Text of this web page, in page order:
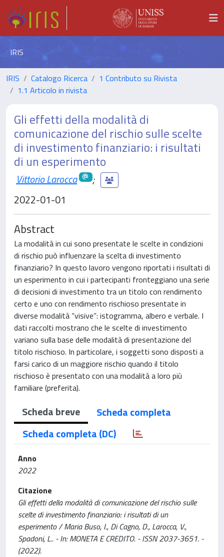
IRIS
IRIS Catalogo Ricerca
1 Contributo su Rivista
1.1 Articolo in rivista
Gli effetti della modalità di
comunicazione del rischio sulle scelte
di investimento finanziario: i risultati
di un esperimento
Vittorio Larocca
;
2022-01-01
Abstract
La modalità in cui sono presentate le scelte in condizioni
di rischio può influenzare la scelta di investimento
finanziario? In questo lavoro vengono riportati i risultati di
un esperimento in cui i partecipanti fronteggiano una serie
di decisioni di investimento tra un titolo con rendimento
certo e uno con rendimento rischioso presentate in
diverse modalità “visive”: istogramma, albero e verbale. I
dati raccolti mostrano che le scelte di investimento
variano sulla base delle modalità di presentazione del
titolo rischioso. In particolare, i soggetti sono disposti a
farsi carico di un maggiore rischio quando il titolo
rischioso è presentato con una modalità a loro più
familiare (preferita).
Scheda breve
Scheda completa
Scheda completa (DC)
Anno
2022
Citazione
Gli effetti della modalità di comunicazione del rischio sulle
scelte di investimento finanziario: i risultati di un
esperimento / Maria Buso, I., Di Cagno, D., Larocca, V.,
Spadoni, L.. - In: MONETA E CREDITO. - ISSN 2037-3651. -
(2022).